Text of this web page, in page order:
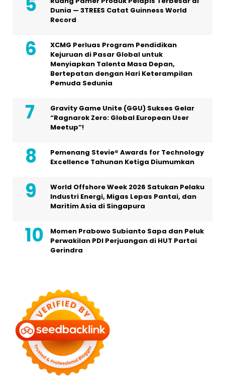
Dunia — 3TREES Catat Guinness World
Record
XCMG Perluas Program Pendidikan
Kejuruan di Pasar Global untuk
Menyiapkan Talenta Masa Depan,
Bertepatan dengan Hari Keterampilan
Pemuda Sedunia
Gravity Game Unite (GGU) Sukses Gelar
“Ragnarok Zero: Global European User
Meetup”!
Pemenang Stevie® Awards for Technology
Excellence Tahunan Ketiga Diumumkan
World Offshore Week 2026 Satukan Pelaku
Industri Energi, Migas Lepas Pantai, dan
Maritim Asia di Singapura
Momen Prabowo Subianto Sapa dan Peluk
Perwakilan PDI Perjuangan di HUT Partai
Gerindra